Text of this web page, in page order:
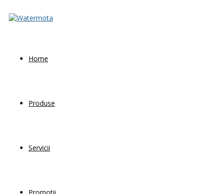
Home
Produse
Servicii